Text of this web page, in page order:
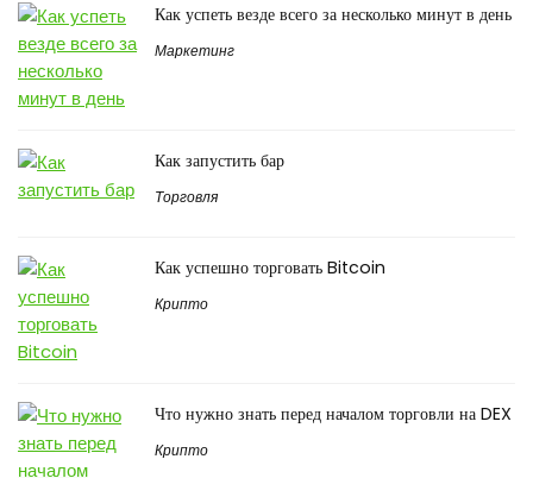
Как успеть везде всего за несколько минут в день
Маркетинг
Как запустить бар
Торговля
Как успешно торговать Bitcoin
Крипто
Что нужно знать перед началом торговли на DEX
Крипто